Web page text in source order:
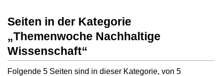
Seiten in der Kategorie
„Themenwoche Nachhaltige
Wissenschaft“
Folgende 5 Seiten sind in dieser Kategorie, von 5